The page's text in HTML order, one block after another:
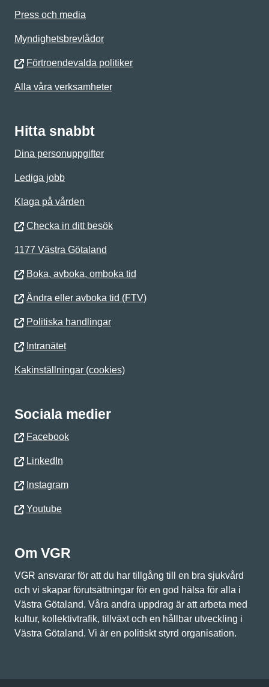
Press och media
Myndighetsbrevlådor
Förtroendevalda politiker
Alla våra verksamheter
Hitta snabbt
Dina personuppgifter
Lediga jobb
Klaga på vården
Checka in ditt besök
1177 Västra Götaland
Boka, avboka, omboka tid
Ändra eller avboka tid (FTV)
Politiska handlingar
Intranätet
Kakinställningar (cookies)
Sociala medier
Facebook
LinkedIn
Instagram
Youtube
Om VGR
VGR ansvarar för att du har tillgång till en bra sjukvård
och vi skapar förutsättningar för en god hälsa för alla i
Västra Götaland. Våra andra uppdrag är att arbeta med
kultur, kollektivtrafik, tillväxt och en hållbar utveckling i
Västra Götaland. Vi är en politiskt styrd organisation.